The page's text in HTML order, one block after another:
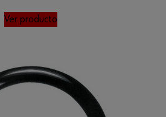
Ver producto